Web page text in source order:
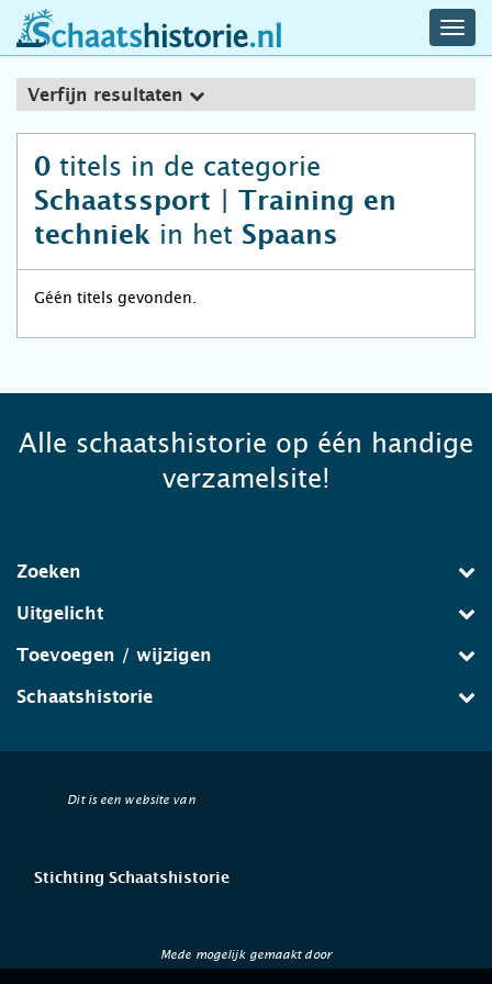
schaatshistorie.nl
Verfijn resultaten
0 titels in de categorie
Schaatssport | Training en
techniek in het Spaans
Géén titels gevonden.
Alle schaatshistorie op één handige
verzamelsite!
Zoeken
Uitgelicht
Toevoegen / wijzigen
Schaatshistorie
Dit is een website van
Stichting Schaatshistorie
Mede mogelijk gemaakt door